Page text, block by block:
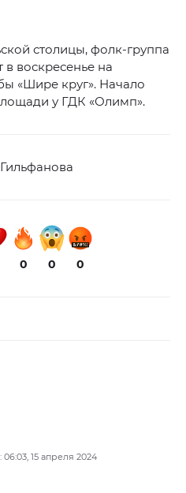
столицы, фолк-группа
в воскресенье на
«Шире круг». Начало
у ГДК «Олимп».
0 0 0
15 апреля 2024